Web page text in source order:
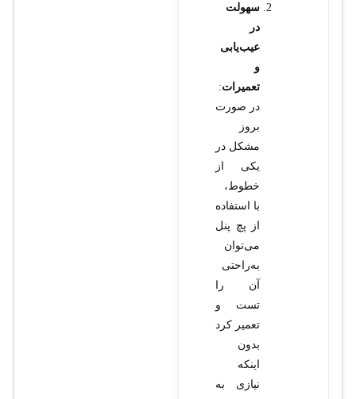
سهولت
در
عیب‌یابی
و
تعمیرات:
در صورت
بروز
مشکل در
یکی از
خطوط،
با استفاده
از پچ پنل
می‌توان
به‌راحتی
آن را
تست و
تعمیر کرد
بدون
اینکه
نیازی به